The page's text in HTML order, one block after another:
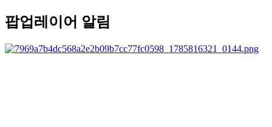
팝업레이어 알림